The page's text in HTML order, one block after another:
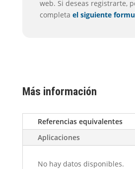
web. Si deseas registrarte,
completa el siguiente
Más información
Referencias equivalentes
Aplicaciones
No hay datos disponibles.